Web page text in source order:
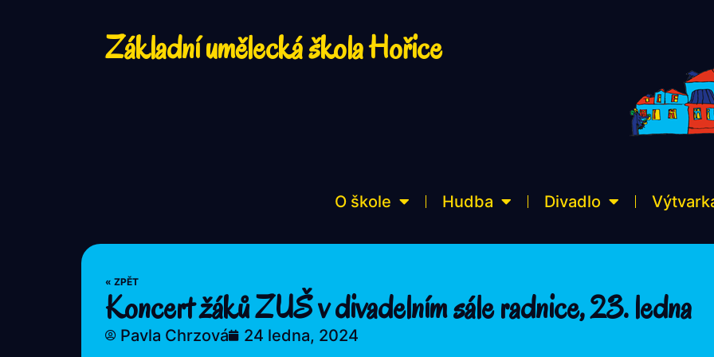
Základní umělecká škola Hořice
O škole Hudba Divadlo
« ZPĚT
Koncert žáků ZUŠ v divadelním sále radnice, 23. ledna
Pavla Chrzová 24 ledna, 2024